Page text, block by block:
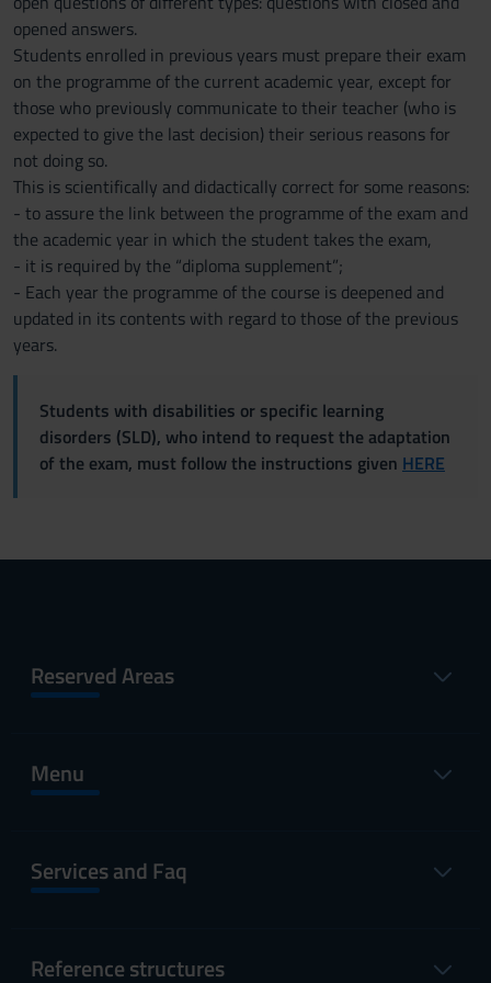
opened answers.
Students enrolled in previous years must prepare their exam
on the programme of the current academic year, except for
those who previously communicate to their teacher (who is
expected to give the last decision) their serious reasons for
not doing so.
This is scientifically and didactically correct for some reasons:
- to assure the link between the programme of the exam and
the academic year in which the student takes the exam,
- it is required by the “diploma supplement”;
- Each year the programme of the course is deepened and
updated in its contents with regard to those of the previous
years.
Students with disabilities or specific learning
disorders (SLD), who intend to request the adaptation
of the exam, must follow the instructions given HERE
Reserved Areas
Menu
Services and Faq
Reference structures